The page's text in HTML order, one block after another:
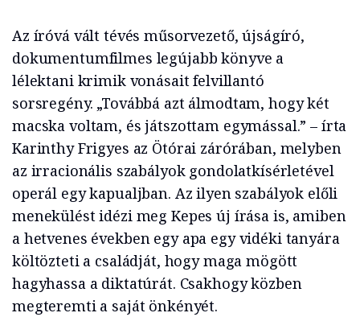
Az íróvá vált tévés műsorvezető, újságíró,
dokumentumfilmes legújabb könyve a
lélektani krimik vonásait felvillantó
sorsregény. „Továbbá azt álmodtam, hogy két
macska voltam, és játszottam egymással.” – írta
Karinthy Frigyes az Ötórai zárórában, melyben
az irracionális szabályok gondolatkísérletével
operál egy kapualjban. Az ilyen szabályok előli
menekülést idézi meg Kepes új írása is, amiben
a hetvenes években egy apa egy vidéki tanyára
költözteti a családját, hogy maga mögött
hagyhassa a diktatúrát. Csakhogy közben
megteremti a saját önkényét.